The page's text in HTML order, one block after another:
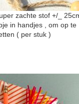
zachte stof +/_
in handjes , om op te
( per stuk )